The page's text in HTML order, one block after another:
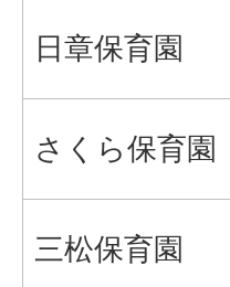
日章保育園
さくら保育園
三松保育園